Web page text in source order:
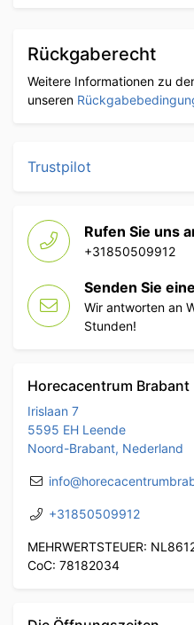
Rückgaberecht
Weitere Informationen zu
unseren
Trustpilot
Rufen Sie uns
+31850509912
Senden Sie
Wir antworten an
Stunden!
Horecacentrum Brabant
Irislaan 7
5595 EH Leende
Noord-Brabant, Nederland
+31850509912
MEHRWERTSTEUER:
CoC: 78182034